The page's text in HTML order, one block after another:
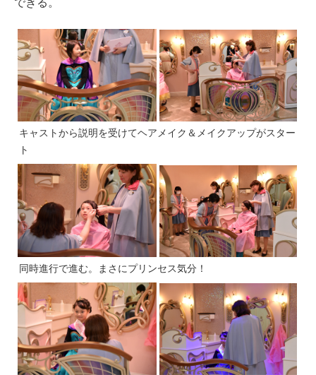
できる。
キャストから説明を受けてヘアメイク＆メイクアップがスター
ト
同時進行で進む。まさにプリンセス気分！